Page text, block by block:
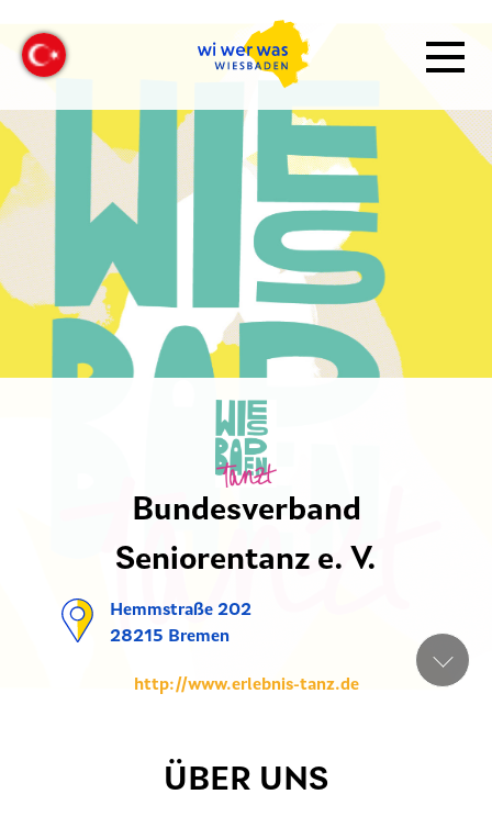
Bundesverband
Seniorentanz e. V.
Hemmstraße 202
28215 Bremen
http://www.erlebnis-tanz.de
ÜBER UNS